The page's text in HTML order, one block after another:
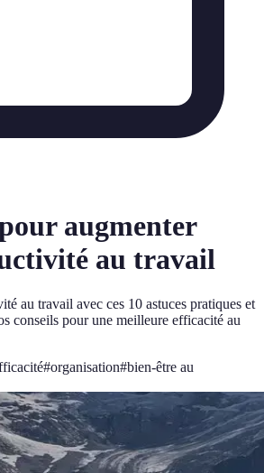
augmenter
au travail
au travail avec ces 10 astuces pratiques et
conseils pour une meilleure efficacité au
#organisation#bien-être au